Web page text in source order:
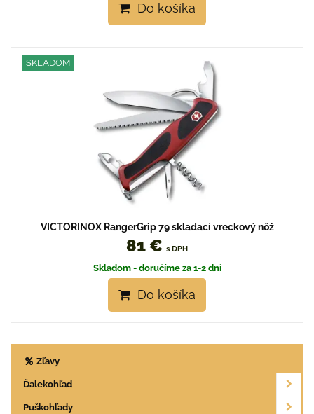
Do košíka
SKLADOM
VICTORINOX RangerGrip 79 skladací vreckový nôž
81 € s DPH
Skladom - doručíme za 1-2 dni
Do košíka
Zľavy
Ďalekohľad
Puškohľady